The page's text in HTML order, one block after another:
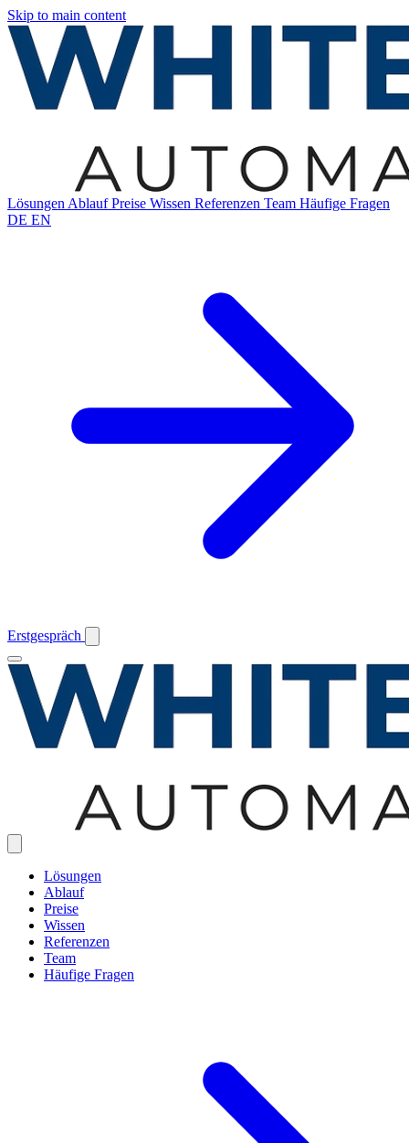
Skip to main content
Lösungen AblaufPreise Wissen Referenzen Team Häufige Fragen
DE EN
Erstgespräch
Lösungen
Ablauf
Preise
Wissen
Referenzen
Team
Häufige Fragen